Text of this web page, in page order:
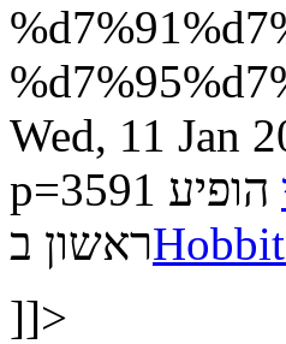
Wed, 11 Jan
p=3591 הופיע
ראשון ב
]]>